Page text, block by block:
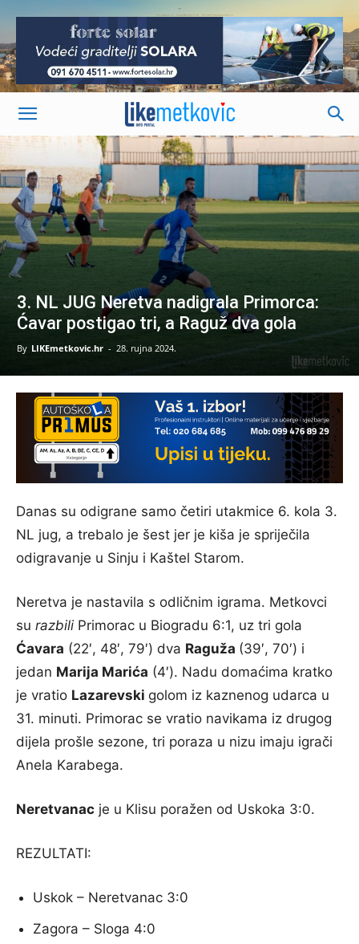
-
3. NL JUG Neretva nadigrala Primorca:
Ćavar postigao tri, a Raguž dva gola
By LIKEmetkovic.hr - 28. rujna 2024.
Danas su odigrane samo četiri utakmice 6. kola 3.
NL jug, a trebalo je šest jer je kiša je spriječila
odigravanje u Sinju i Kaštel Starom.
Neretva je nastavila s odličnim igrama. Metkovci
su razbili Primorac u Biogradu 6:1, uz tri gola
Ćavara (22′, 48′, 79′) dva Raguža (39′, 70′) i
jedan Marija Marića (4′). Nadu domaćima kratko
je vratio Lazarevski golom iz kaznenog udarca u
31. minuti. Primorac se vratio navikama iz drugog
dijela prošle sezone, tri poraza u nizu imaju igrači
Anela Karabega.
Neretvanac je u Klisu poražen od Uskoka 3:0.
REZULTATI:
Uskok – Neretvanac 3:0
Zagora – Sloga 4:0